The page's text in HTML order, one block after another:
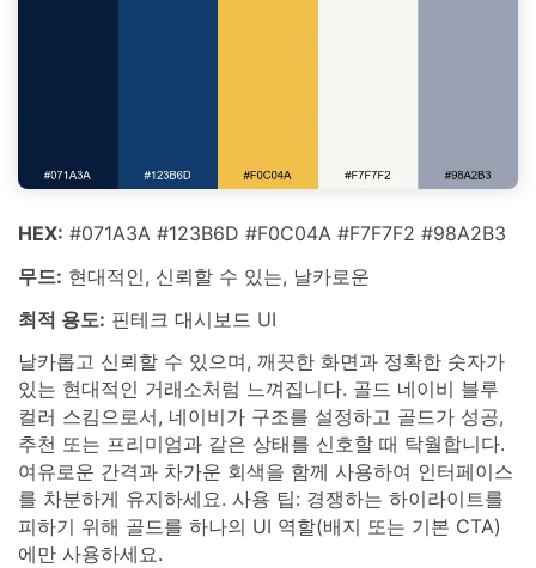
HEX: #071A3A #123B6D #F0C04A #F7F7F2 #98A2B3
무드: 현대적인, 신뢰할 수 있는, 날카로운
최적 용도: 핀테크 대시보드 UI
날카롭고 신뢰할 수 있으며, 깨끗한 화면과 정확한 숫자가
있는 현대적인 거래소처럼 느껴집니다. 골드 네이비 블루
컬러 스킴으로서, 네이비가 구조를 설정하고 골드가 성공,
추천 또는 프리미엄과 같은 상태를 신호할 때 탁월합니다.
여유로운 간격과 차가운 회색을 함께 사용하여 인터페이스
를 차분하게 유지하세요. 사용 팁: 경쟁하는 하이라이트를
피하기 위해 골드를 하나의 UI 역할(배지 또는 기본 CTA)
에만 사용하세요.